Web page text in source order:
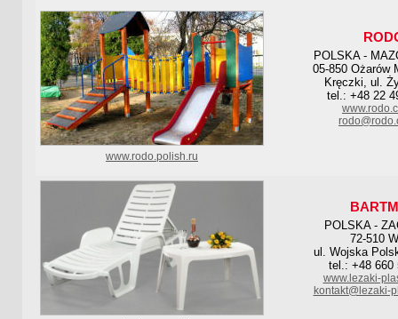
POLSKA -
05-850 Ożarów
Kręczki, ul.
tel.: +48 22
www.rodo.polish.ru
POLSKA -
72-510
ul. Wojska
tel.: +48 660
www.lezaki-
kontakt@lezaki-